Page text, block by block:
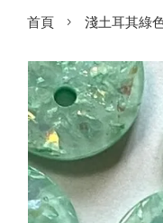
首頁 › 淺土耳其綠